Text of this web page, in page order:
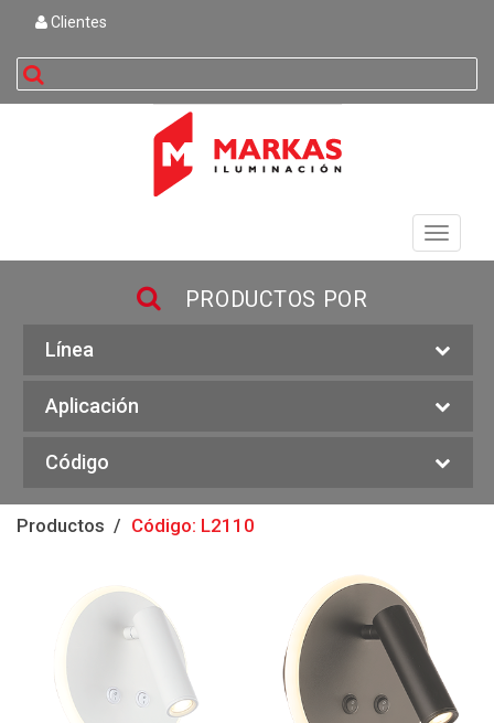
Clientes
buscar
Toggle
PRODUCTOS POR
Línea
Aplicación
Código
Productos Código: L2110